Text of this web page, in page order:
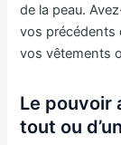
de la peau.
vos précédents
vos vêtements
Le pouvoir
tout ou